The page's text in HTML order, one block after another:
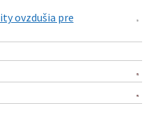
ovzdušia pre